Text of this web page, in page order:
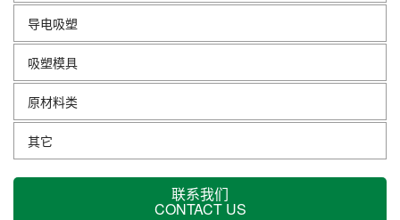
导电吸塑
吸塑模具
原材料类
其它
联系我们
CONTACT US